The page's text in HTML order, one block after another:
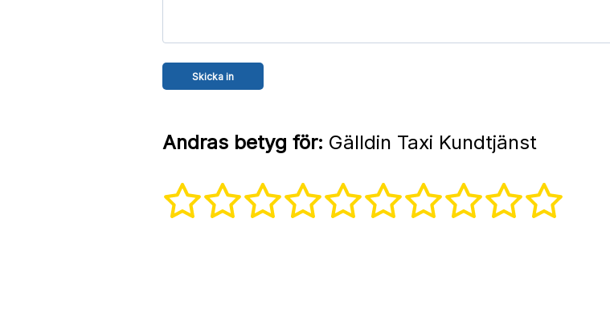
Andras betyg för: Gälldin Taxi Kundtjänst